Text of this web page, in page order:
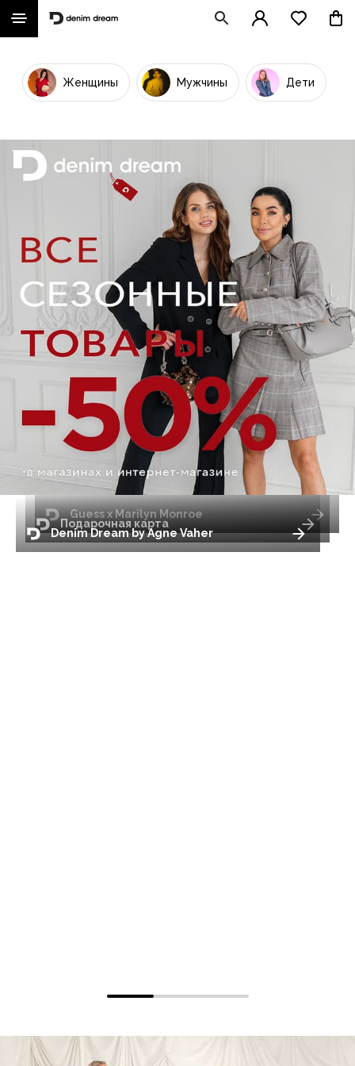
Женщины Мужчины Дети
Denim Dream by Agne Vaher
Подарочная карта
Guess x Marilyn Monroe